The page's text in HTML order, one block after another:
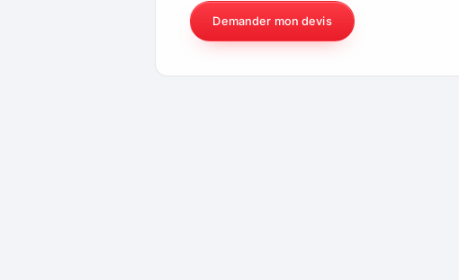
Demander mon devis